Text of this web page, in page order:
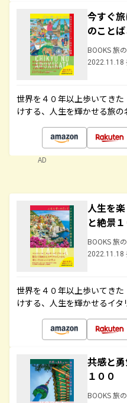
今すぐ
のこと
BOOKS 旅
2022.11.18
世界を４０年以上歩いてき
けする、人生を輝かせる旅
AD
人生を
と絶景
BOOKS 旅
2022.11.18
世界を４０年以上歩いてき
けする、人生を輝かせるイ
共感と
１００
BOOKS 旅